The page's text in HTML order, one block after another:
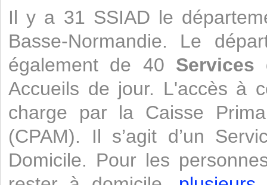
Il y a 31 SSIAD le
Basse-Normandie. Le
également de 40
Accueils de jour. L'accès à
charge par la Caisse
(CPAM). Il s’agit d’un
Domicile. Pour les